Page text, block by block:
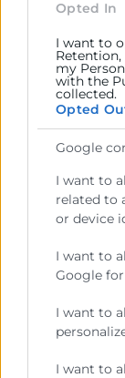
Opted In
I want to
Retention,
my
with the
collected.
Opted
Google
I want to
related to
or device
I want to
Google
I want to
I want to
fidelizar
en el
adaptable
La
elástica?
que te
Julio
Máster